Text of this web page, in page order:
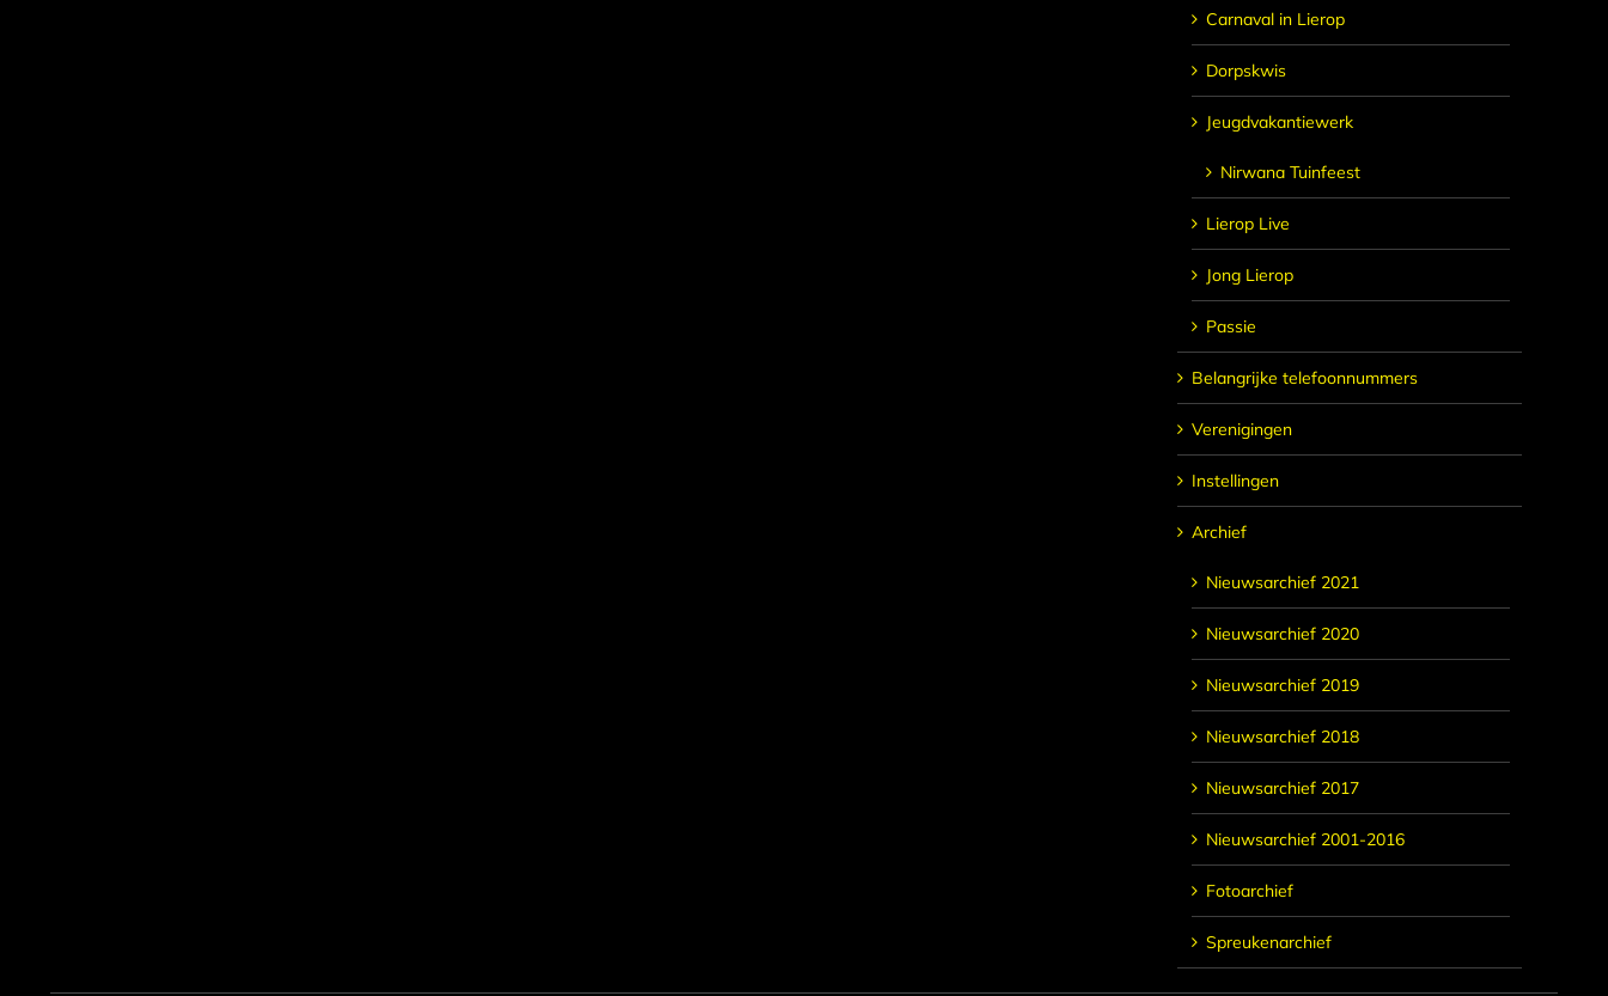
Carnaval in Lierop
Dorpskwis
Jeugdvakantiewerk
Nirwana Tuinfeest
Lierop Live
Jong Lierop
Passie
Belangrijke telefoonnummers
Verenigingen
Instellingen
Archief
Nieuwsarchief 2021
Nieuwsarchief 2020
Nieuwsarchief 2019
Nieuwsarchief 2018
Nieuwsarchief 2017
Nieuwsarchief 2001-2016
Fotoarchief
Spreukenarchief